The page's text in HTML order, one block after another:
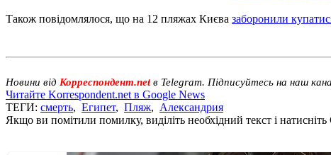
Також повідомлялося, що на 12 пляжах Києва заборонили
Новини від Корреспондент.net в Telegram. Підписуйтесь на наш
Читайте Korrespondent.net в Google News
ТЕГИ: смерть, Египет, Пляж, Александрия
Якщо ви помітили помилку, виділіть необхідний текст і